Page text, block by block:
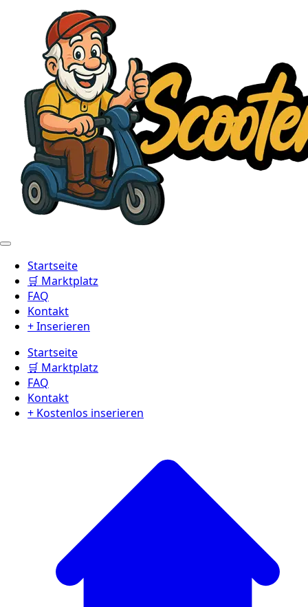
Startseite
🛒 Marktplatz
FAQ
Kontakt
+ Inserieren
Startseite
🛒 Marktplatz
FAQ
Kontakt
+ Kostenlos inserieren